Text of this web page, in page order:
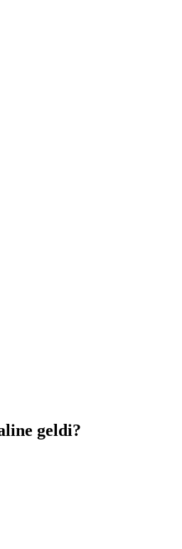
geldi?